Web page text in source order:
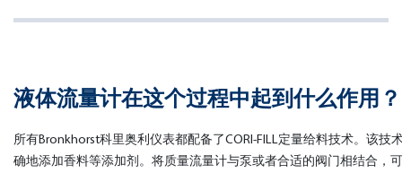
液体流量计在这个过程中起到什么作用？
所有Bronkhorst科里奥利仪表都配备了CORI-FILL定量给料技术。该技
确地添加香料等添加剂。将质量流量计与泵或者合适的阀门相结合，